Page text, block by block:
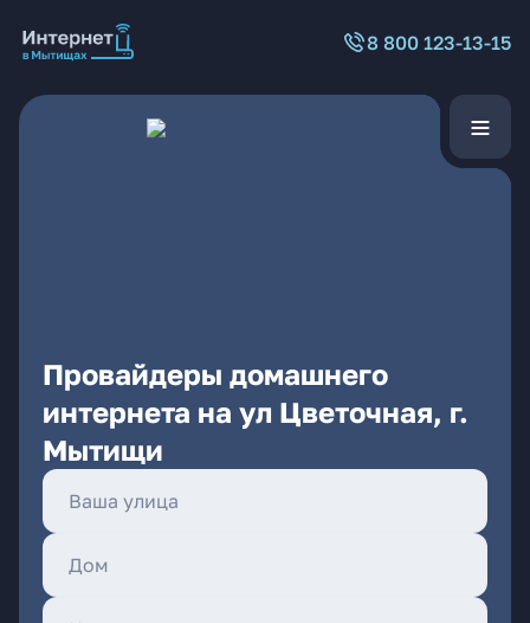
8 800 123-13-15
Провайдеры домашнего
интернета на ул Цветочная, г.
Мытищи